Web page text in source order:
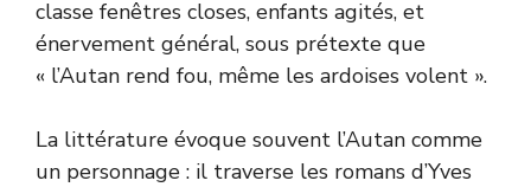
classe fenêtres closes, enfants agités, et
énervement général, sous prétexte que
« l’Autan rend fou, même les ardoises volent ».
La littérature évoque souvent l’Autan comme
un personnage : il traverse les romans d’Yves